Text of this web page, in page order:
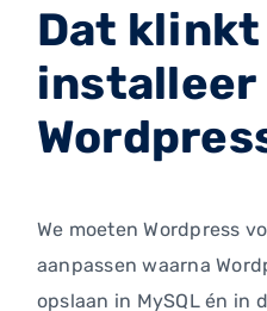
Dat klinkt
installeer
We moeten Wordpress
aanpassen waarna
opslaan in MySQL én in